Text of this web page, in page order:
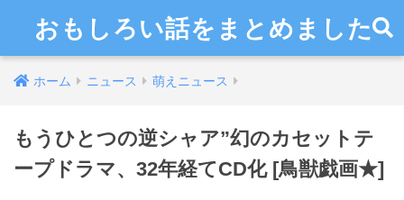
おもしろい話をまとめました
ホーム ニュース 萌えニュース
もうひとつの逆シャア”幻のカセットテ
ープドラマ、32年経てCD化 [鳥獣戯画★]